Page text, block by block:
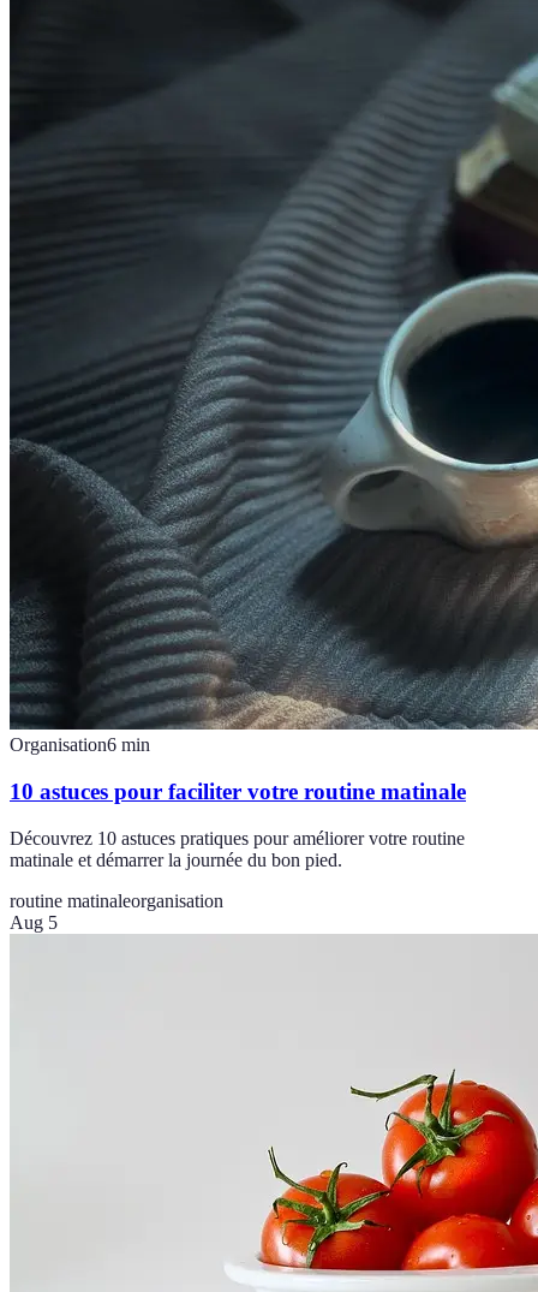
Organisation6 min
10 astuces pour faciliter votre routine matinale
Découvrez 10 astuces pratiques pour améliorer votre routine
matinale et démarrer la journée du bon pied.
routine matinaleorganisation
Aug 5